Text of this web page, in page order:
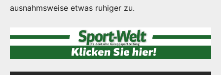
ausnahmsweise etwas ruhiger zu.